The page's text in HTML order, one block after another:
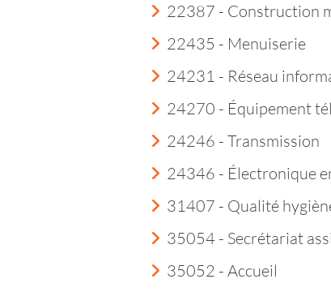
22387 - Construction
22435 - Menuiserie
24231 - Réseau
24270 - Équipement
24246 - Transmission
24346 - Électronique
31407 - Qualité
35054 - Secrétariat
35052 - Accueil